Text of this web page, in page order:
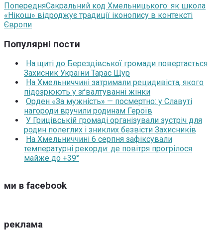
ПопередняСакральний код Хмельницького: як школа
«Нікош» відроджує традиції іконопису в контексті
Європи
Популярні пости
На щиті до Берездівської громади повертається
Захисник України Тарас Щур
На Хмельниччині затримали рецидивіста, якого
підозрюють у зґвалтуванні жінки
Орден «За мужність» — посмертно: у Славуті
нагороди вручили родинам Героїв
У Грицівській громаді організували зустріч для
родин полеглих і зниклих безвісти Захисників
На Хмельниччині 6 серпня зафіксували
температурні рекорди: де повітря прогрілося
майже до +39°
ми в facebook
реклама